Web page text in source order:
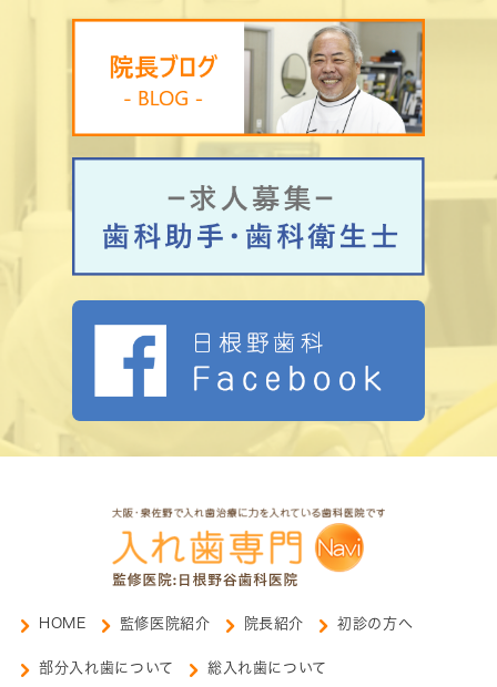
HOME 監修医院紹介 院長紹介 初診の方へ
部分入れ歯について 総入れ歯について